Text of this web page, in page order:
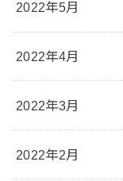
2022年5月
2022年4月
2022年3月
2022年2月